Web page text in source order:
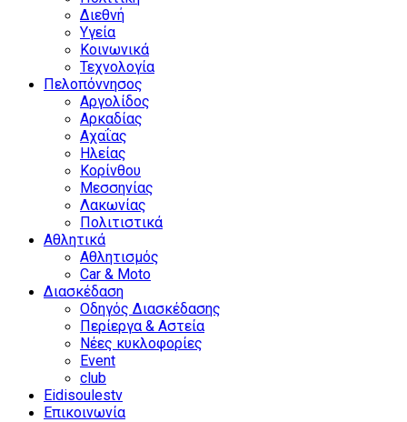
Διεθνή
Υγεία
Κοινωνικά
Τεχνολογία
Πελοπόννησος
Αργολίδος
Αρκαδίας
Αχαΐας
Ηλείας
Κορίνθου
Μεσσηνίας
Λακωνίας
Πολιτιστικά
Αθλητικά
Αθλητισμός
Car & Moto
Διασκέδαση
Οδηγός Διασκέδασης
Περίεργα & Αστεία
Νέες κυκλοφορίες
Event
club
Eidisoulestv
Επικοινωνία